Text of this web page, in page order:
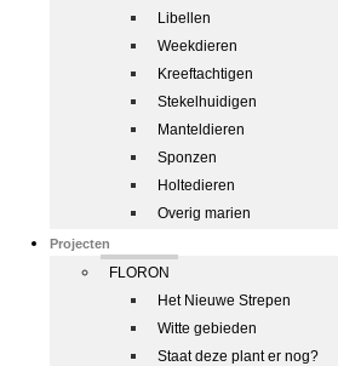
Libellen
Weekdieren
Kreeftachtigen
Stekelhuidigen
Manteldieren
Sponzen
Holtedieren
Overig marien
Projecten
FLORON
Het Nieuwe Strepen
Witte gebieden
Staat deze plant er nog?